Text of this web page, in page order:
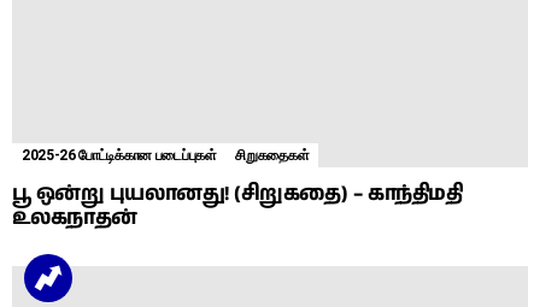
2025-26 போட்டிக்கான படைப்புகள் சிறுகதைகள்
பூ ஒன்று புயலானது! (சிறுகதை) – காந்திமதி
உலகநாதன்